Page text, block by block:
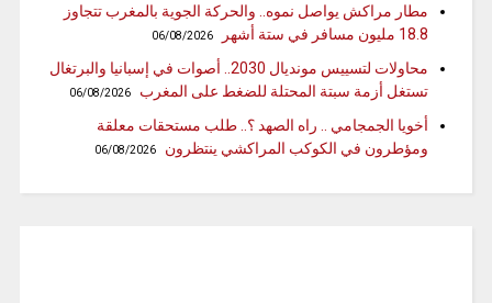
مطار مراكش يواصل نموه.. والحركة الجوية بالمغرب تتجاوز
18.8 مليون مسافر في ستة أشهر
06/08/2026
محاولات لتسييس مونديال 2030.. أصوات في إسبانيا والبرتغال
تستغل أزمة سبتة المحتلة للضغط على المغرب
06/08/2026
أخويا الجمجامي .. راه الصهد ؟.. طلب مستحقات معلقة
ومؤطرون في الكوكب المراكشي ينتظرون
06/08/2026